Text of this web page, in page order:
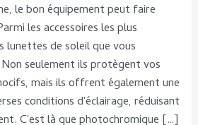
le bon équipement peut faire
les accessoires les plus
lunettes de soleil que vous
seulement ils protègent vos
mais ils offrent également une
conditions d'éclairage, réduisant
C'est là que photochromique […]